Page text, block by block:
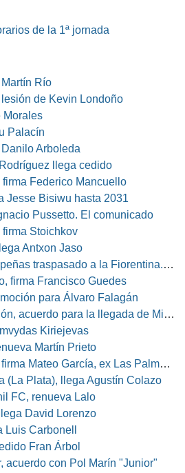
de la 1ª jornada
Río
de Kevin Londoño
Morales
Palacín
Arboleda
llega cedido
Federico Mancuello
Jesse Bisiwu hasta 2031
Pussetto. El comunicado
Stoichkov
Antxon Jaso
a la Fiorentina. El comunicado
firma Francisco Guedes
para Álvaro Falagán
para la llegada de Miguel Barbieri
Kiriejevas
Martín Prieto
ex Las Palmas, Osasuna o Alcorcón
(La Plata), llega Agustín Colazo
FC, renueva Lalo
David Lorenzo
Carbonell
Fran Árbol
acuerdo con Pol Marín "Junior"